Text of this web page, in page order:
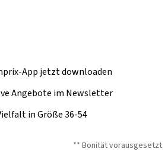
App jetzt downloaden
Angebote im Newsletter
in Größe 36-54
** Bonität vorausgesetzt